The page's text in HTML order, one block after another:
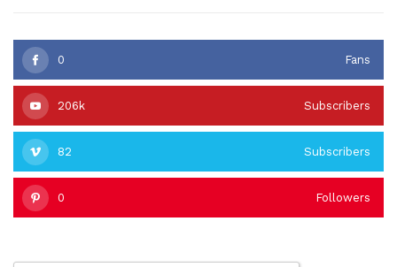
0 Fans
206k Subscribers
82 Subscribers
0 Followers